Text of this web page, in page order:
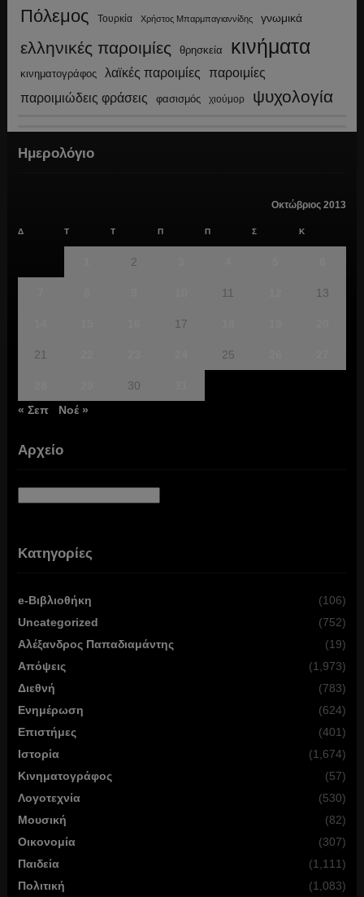
Πόλεμος Τουρκία Χρήστος Μπαρμπαγιαννίδης γνωμικά
ελληνικές παροιμίες θρησκεία κινήματα
κινηματογράφος λαϊκές παροιμίες παροιμίες
παροιμιώδεις φράσεις φασισμός χιούμορ ψυχολογία
Ημερολόγιο
Οκτώβριος 2013
Δ Τ Τ Π Π Σ Κ
2
11 13
17
21 25
30
« Σεπ
Νοέ »
Αρχείο
Κατηγορίες
e-Βιβλιοθήκη
(106)
Uncategorized
(752)
Αλέξανδρος Παπαδιαμάντης
(19)
Απόψεις
(1,973)
Διεθνή
(783)
Ενημέρωση
(624)
Επιστήμες
(401)
Ιστορία
(1,674)
Κινηματογράφος
(57)
Λογοτεχνία
(530)
Μουσική
(82)
Οικονομία
(307)
Παιδεία
(1,111)
Πολιτική
(1,083)